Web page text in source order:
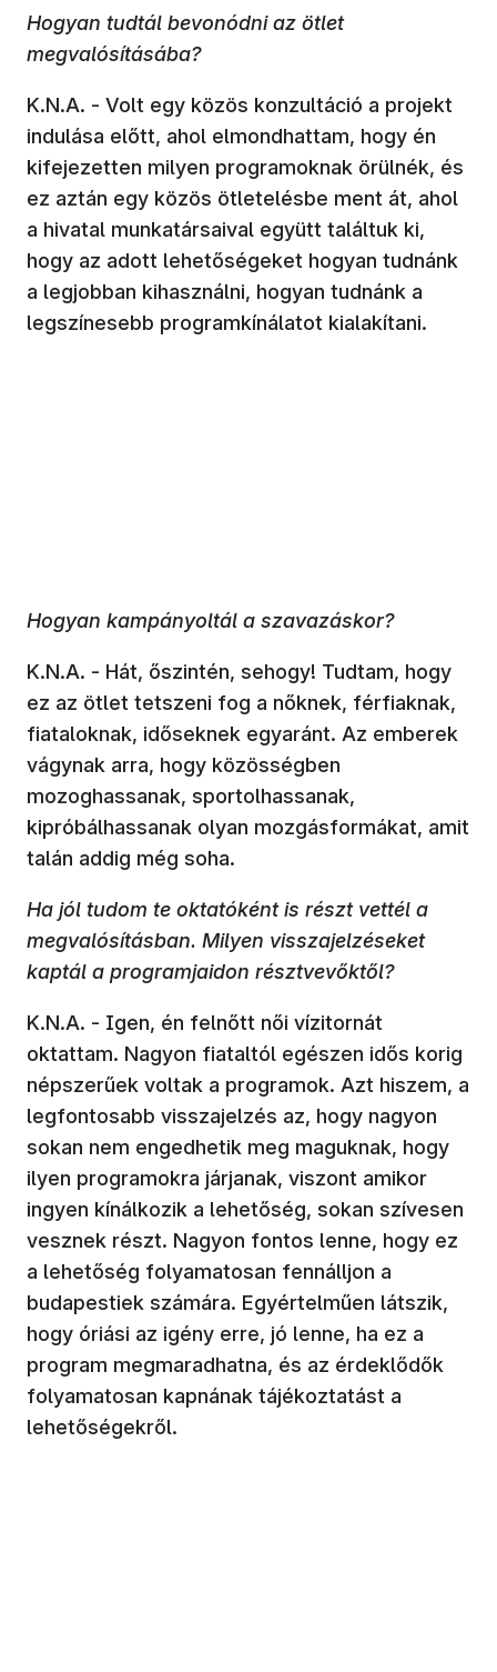
Hogyan tudtál bevonódni az ötlet
megvalósításába?
K.N.A. - Volt egy közös konzultáció a projekt
indulása előtt, ahol elmondhattam, hogy én
kifejezetten milyen programoknak örülnék, és
ez aztán egy közös ötletelésbe ment át, ahol
a hivatal munkatársaival együtt találtuk ki,
hogy az adott lehetőségeket hogyan tudnánk
a legjobban kihasználni, hogyan tudnánk a
legszínesebb programkínálatot kialakítani.
Hogyan kampányoltál a szavazáskor?
K.N.A. - Hát, őszintén, sehogy! Tudtam, hogy
ez az ötlet tetszeni fog a nőknek, férfiaknak,
fiataloknak, időseknek egyaránt. Az emberek
vágynak arra, hogy közösségben
mozoghassanak, sportolhassanak,
kipróbálhassanak olyan mozgásformákat, amit
talán addig még soha.
Ha jól tudom te oktatóként is részt vettél a
megvalósításban. Milyen visszajelzéseket
kaptál a programjaidon résztvevőktől?
K.N.A. - Igen, én felnőtt női vízitornát
oktattam. Nagyon fiataltól egészen idős korig
népszerűek voltak a programok. Azt hiszem, a
legfontosabb visszajelzés az, hogy nagyon
sokan nem engedhetik meg maguknak, hogy
ilyen programokra járjanak, viszont amikor
ingyen kínálkozik a lehetőség, sokan szívesen
vesznek részt. Nagyon fontos lenne, hogy ez
a lehetőség folyamatosan fennálljon a
budapestiek számára. Egyértelműen látszik,
hogy óriási az igény erre, jó lenne, ha ez a
program megmaradhatna, és az érdeklődők
folyamatosan kapnának tájékoztatást a
lehetőségekről.